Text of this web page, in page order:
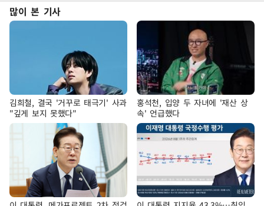
많이 본 기사
김희철, 결국 '거꾸로 태극기' 사과
"깊게 보지 못했다"
홍석천, 입양 두 자녀에 '재산 상
속' 언급했다